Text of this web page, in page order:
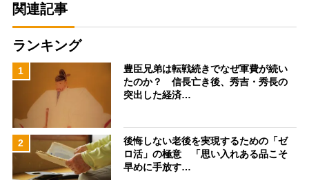
関連記事
ランキング
1
豊臣兄弟は転戦続きでなぜ軍費が続い
たのか？ 信長亡き後、秀吉・秀長の
突出した経済…
2
後悔しない老後を実現するための「ゼ
ロ活」の極意 「思い入れある品こそ
早めに手放す…